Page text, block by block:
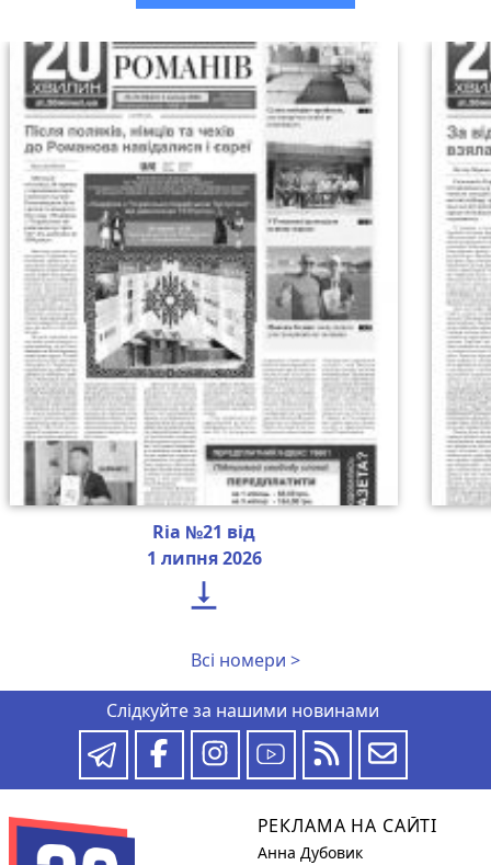
Ria №21 від
1 липня 2026

Всі номери >
Слідкуйте за нашими новинами
РЕКЛАМА НА САЙТІ
Анна Дубовик